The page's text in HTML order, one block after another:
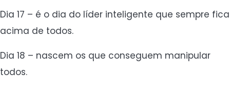
Dia 17 – é o dia do líder inteligente que sempre fica
acima de todos.
Dia 18 – nascem os que conseguem manipular
todos.